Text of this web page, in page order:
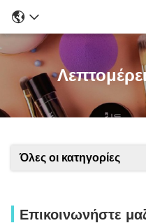
Όλες οι κατηγορίες
Επικοινωνήστε